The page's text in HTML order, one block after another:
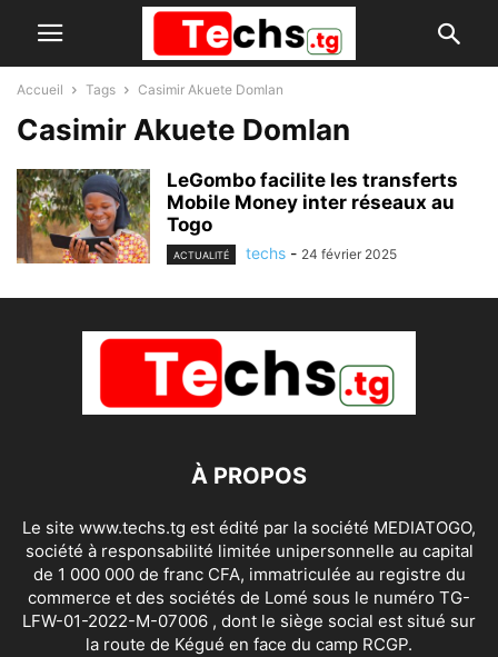
Accueil Tags Casimir Akuete Domlan
Casimir Akuete Domlan
LeGombo facilite les transferts
Mobile Money inter réseaux au
Togo
ACTUALITÉ techs - 24 février 2025
À PROPOS
Le site www.techs.tg est édité par la société MEDIATOGO,
société à responsabilité limitée unipersonnelle au capital
de 1 000 000 de franc CFA, immatriculée au registre du
commerce et des sociétés de Lomé sous le numéro TG-
LFW-01-2022-M-07006 , dont le siège social est situé sur
la route de Kégué en face du camp RCGP.